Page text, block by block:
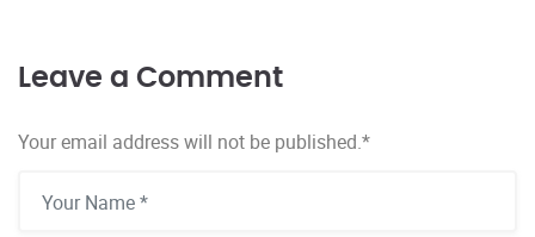
Leave a Comment
Your email address will not be published.*